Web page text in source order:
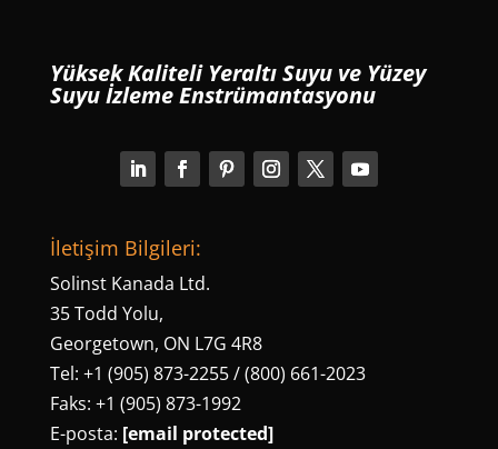
Yüksek Kaliteli Yeraltı Suyu ve Yüzey
Suyu İzleme Enstrümantasyonu
İletişim Bilgileri:
Solinst Kanada Ltd.
35 Todd Yolu,
Georgetown, ON L7G 4R8
Tel: +1 (905) 873-2255 / (800) 661-2023
Faks: +1 (905) 873-1992
E-posta: [email protected]